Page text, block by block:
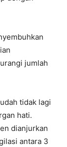
jumlah
tidak lagi
hati.
dianjurkan
antara 3